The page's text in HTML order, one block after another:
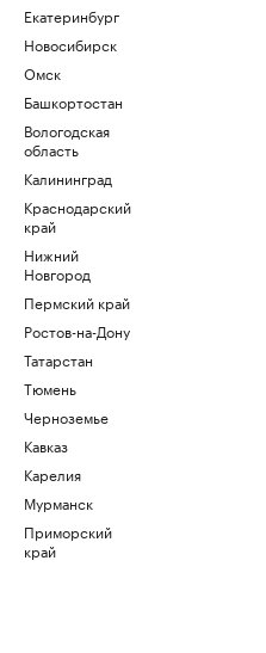
Екатеринбург
Новосибирск
Омск
Башкортостан
Вологодская
область
Калининград
Краснодарский
край
Нижний
Новгород
Пермский край
Ростов-на-Дону
Татарстан
Тюмень
Черноземье
Кавказ
Карелия
Мурманск
Приморский
край